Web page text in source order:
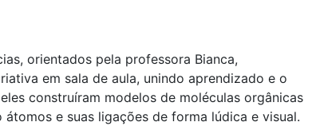
orientados pela professora Bianca,
em sala de aula, unindo aprendizado e o
construíram modelos de moléculas orgânicas
e suas ligações de forma lúdica e visual.